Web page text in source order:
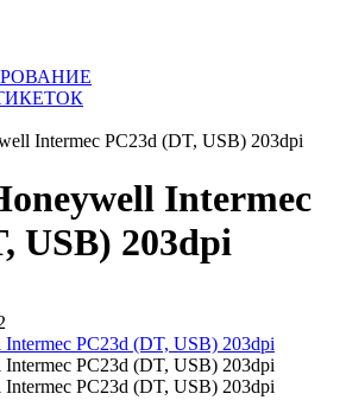
Intermec PC23d (DT, USB) 203dpi
Intermec
USB) 203dpi